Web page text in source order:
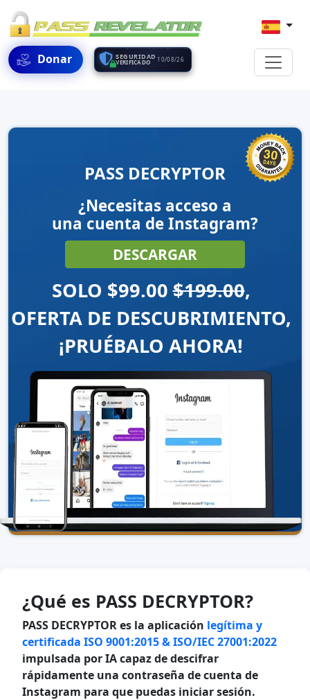
Donar SEGURIDAD
VERIFICADO 10/08/26
PASS DECRYPTOR
¿Necesitas acceso a
una cuenta de Instagram?
DESCARGAR
SOLO $99.00$199.00,
OFERTA DE DESCUBRIMIENTO,
¡PRUÉBALO AHORA!
¿Qué es PASS DECRYPTOR?
PASS DECRYPTOR es la aplicación legítima y
certificada ISO 9001:2015 & ISO/IEC 27001:2022
impulsada por IA capaz de descifrar
rápidamente una contraseña de cuenta de
Instagram para que puedas iniciar sesión.